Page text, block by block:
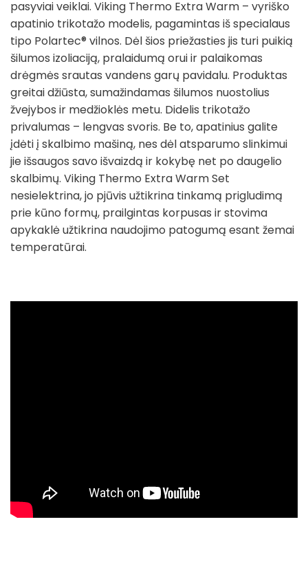
pasyviai veiklai. Viking Thermo Extra Warm – vyriško
apatinio trikotažo modelis, pagamintas iš specialaus
tipo Polartec® vilnos. Dėl šios priežasties jis turi puikią
šilumos izoliaciją, pralaidumą orui ir palaikomas
drėgmės srautas vandens garų pavidalu. Produktas
greitai džiūsta, sumažindamas šilumos nuostolius
žvejybos ir medžioklės metu. Didelis trikotažo
privalumas – lengvas svoris. Be to, apatinius galite
įdėti į skalbimo mašiną, nes dėl atsparumo slinkimui
jie išsaugos savo išvaizdą ir kokybę net po daugelio
skalbimų. Viking Thermo Extra Warm Set
nesielektrina, jo pjūvis užtikrina tinkamą prigludimą
prie kūno formų, prailgintas korpusas ir stovima
apykaklė užtikrina naudojimo patogumą esant žemai
temperatūrai.